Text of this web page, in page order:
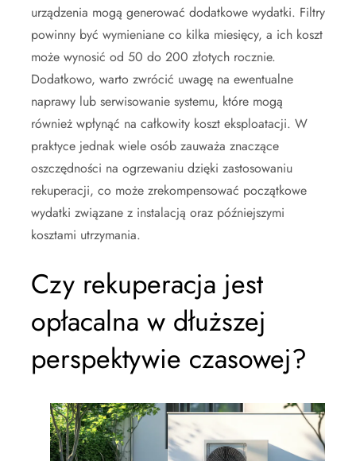
urządzenia mogą generować dodatkowe wydatki. Filtry
powinny być wymieniane co kilka miesięcy, a ich koszt
może wynosić od 50 do 200 złotych rocznie.
Dodatkowo, warto zwrócić uwagę na ewentualne
naprawy lub serwisowanie systemu, które mogą
również wpłynąć na całkowity koszt eksploatacji. W
praktyce jednak wiele osób zauważa znaczące
oszczędności na ogrzewaniu dzięki zastosowaniu
rekuperacji, co może zrekompensować początkowe
wydatki związane z instalacją oraz późniejszymi
kosztami utrzymania.
Czy rekuperacja jest
opłacalna w dłuższej
perspektywie czasowej?